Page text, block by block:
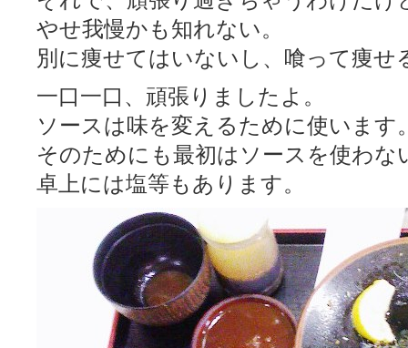
やせ我慢かも知れない。
別に痩せてはいないし、喰って痩せ
一口一口、頑張りましたよ。
ソースは味を変えるために使います
そのためにも最初はソースを使わ
卓上には塩等もあります。